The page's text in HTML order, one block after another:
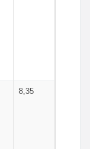
8,35